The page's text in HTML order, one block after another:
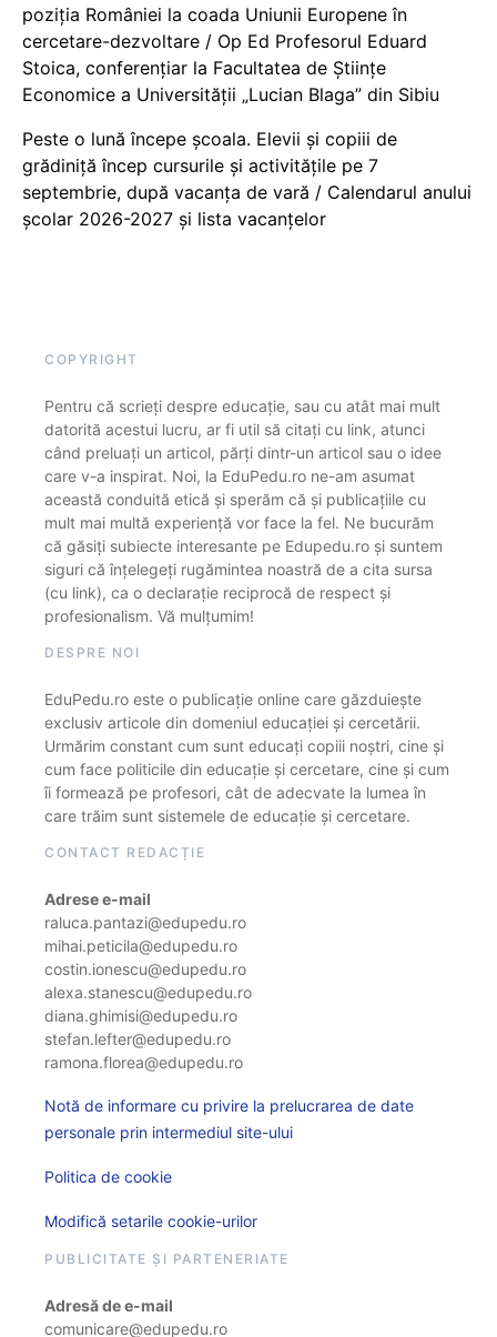
poziția României la coada Uniunii Europene în
cercetare-dezvoltare / Op Ed Profesorul Eduard
Stoica, conferențiar la Facultatea de Științe
Economice a Universității „Lucian Blaga” din Sibiu
Peste o lună începe școala. Elevii și copiii de
grădiniță încep cursurile și activitățile pe 7
septembrie, după vacanța de vară / Calendarul anului
școlar 2026-2027 și lista vacanțelor
COPYRIGHT
Pentru că scrieți despre educație, sau cu atât mai mult
datorită acestui lucru, ar fi util să citați cu link, atunci
când preluați un articol, părți dintr-un articol sau o idee
care v-a inspirat. Noi, la EduPedu.ro ne-am asumat
această conduită etică și sperăm că și publicațiile cu
mult mai multă experiență vor face la fel. Ne bucurăm
că găsiți subiecte interesante pe Edupedu.ro și suntem
siguri că înțelegeți rugămintea noastră de a cita sursa
(cu link), ca o declarație reciprocă de respect și
profesionalism. Vă mulțumim!
DESPRE NOI
EduPedu.ro este o publicație online care găzduiește
exclusiv articole din domeniul educației și cercetării.
Urmărim constant cum sunt educați copiii noștri, cine și
cum face politicile din educație și cercetare, cine și cum
îi formează pe profesori, cât de adecvate la lumea în
care trăim sunt sistemele de educație și cercetare.
CONTACT REDACȚIE
Adrese e-mail
raluca.pantazi@edupedu.ro
mihai.peticila@edupedu.ro
costin.ionescu@edupedu.ro
alexa.stanescu@edupedu.ro
diana.ghimisi@edupedu.ro
stefan.lefter@edupedu.ro
ramona.florea@edupedu.ro
Notă de informare cu privire la prelucrarea de date
personale prin intermediul site-ului
Politica de cookie
Modifică setarile cookie-urilor
PUBLICITATE ȘI PARTENERIATE
Adresă de e-mail
comunicare@edupedu.ro